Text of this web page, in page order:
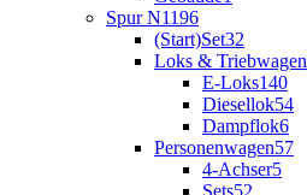
Spur N1196
(Start)Set32
Loks & Triebwagen
E-Loks140
Diesellok54
Dampflok6
Personenwagen57
4-Achser5
Sets52